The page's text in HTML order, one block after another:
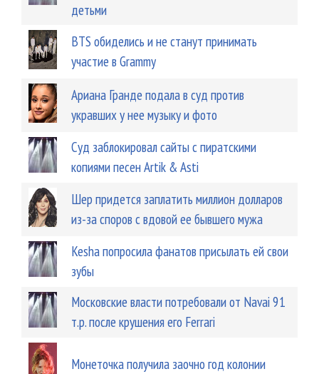
детьми
BTS обиделись и не станут принимать
участие в Grammy
Ариана Гранде подала в суд против
укравших у нее музыку и фото
Суд заблокировал сайты с пиратскими
копиями песен Artik & Asti
Шер придется заплатить миллион долларов
из-за споров с вдовой ее бывшего мужа
Kesha попросила фанатов присылать ей свои
зубы
Московские власти потребовали от Navai 91
т.р. после крушения его Ferrari
Монеточка получила заочно год колонии